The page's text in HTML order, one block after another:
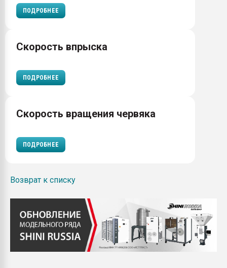
ПОДРОБНЕЕ
Скорость впрыска
ПОДРОБНЕЕ
Скорость вращения червяка
ПОДРОБНЕЕ
Возврат к списку